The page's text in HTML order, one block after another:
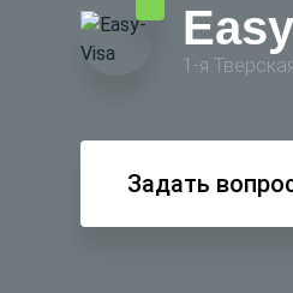
1-я
Задать